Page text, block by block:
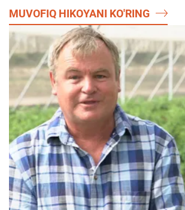
MUVOFIQ HIKOYANI KO'RING